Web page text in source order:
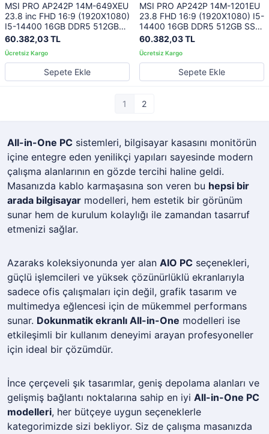
MSI PRO AP242P 14M-649XEU
23.8 inc FHD 16:9 (1920X1080)
I5-14400 16GB DDR5 512GB
SSD FDOS SIYAH AIO PC
60.382,03 TL
Sepete Ekle
MSI PRO AP242P 14M-1201EU
23.8 FHD 16:9 (1920X1080) I5-
14400 16GB DDR5 512GB SSD
FDOS BEYAZ AIO PC
60.382,03 TL
Sepete Ekle
1 2
All-in-One PC sistemleri, bilgisayar kasasını monitörün
içine entegre eden yenilikçi yapıları sayesinde modern
çalışma alanlarının en gözde tercihi haline geldi.
Masanızda kablo karmaşasına son veren bu hepsi bir
arada bilgisayar modelleri, hem estetik bir görünüm
sunar hem de kurulum kolaylığı ile zamandan tasarruf
etmenizi sağlar.
Azaraks koleksiyonunda yer alan AIO PC seçenekleri,
güçlü işlemcileri ve yüksek çözünürlüklü ekranlarıyla
sadece ofis çalışmaları için değil, grafik tasarım ve
multimedya eğlencesi için de mükemmel performans
sunar. Dokunmatik ekranlı All-in-One modelleri ise
etkileşimli bir kullanım deneyimi arayan profesyoneller
için ideal bir çözümdür.
İnce çerçeveli şık tasarımlar, geniş depolama alanları ve
gelişmiş bağlantı noktalarına sahip en iyi All-in-One PC
modelleri, her bütçeye uygun seçeneklerle
kategorimizde sizi bekliyor. Siz de çalışma masanızda